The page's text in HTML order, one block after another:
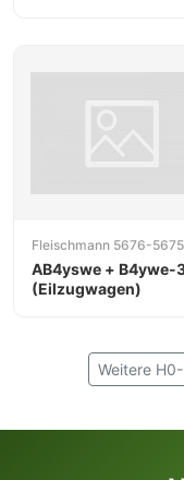
Fleischmann 5676-5675
AB4yswe + B4ywe-
(Eilzugwagen)
Weitere